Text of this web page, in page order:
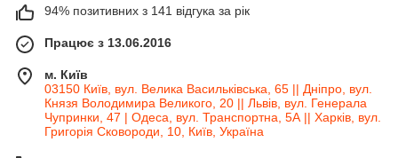
94% позитивних з 141 відгука за рік
Працює з 13.06.2016
м. Київ
03150 Київ, вул. Велика Васильківська, 65 || Дніпро, вул.
Князя Володимира Великого, 20 || Львів, вул. Генерала
Чупринки, 47 | Одеса, вул. Транспортна, 5А || Харків, вул.
Григорія Сковороди, 10, Київ, Україна